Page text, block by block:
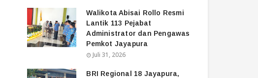
Walikota Abisai Rollo Resmi
Lantik 113 Pejabat
Administrator dan Pengawas
Pemkot Jayapura
Juli 31, 2026
BRI Regional 18 Jayapura,